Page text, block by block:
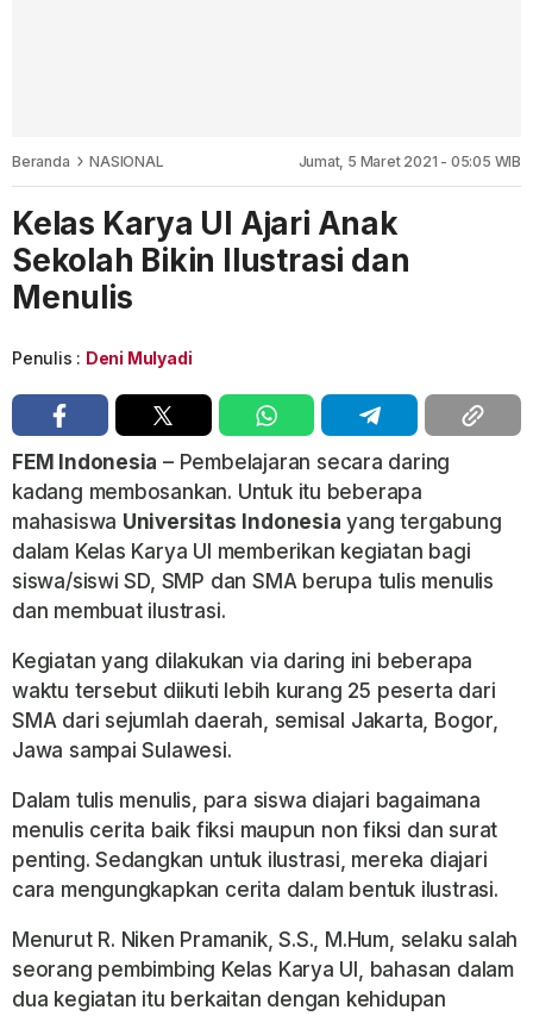
Beranda NASIONAL Jumat, 5 Maret 2021 - 05:05 WIB
Kelas Karya UI Ajari Anak
Sekolah Bikin Ilustrasi dan
Menulis
Penulis : Deni Mulyadi
FEM Indonesia – Pembelajaran secara daring
kadang membosankan. Untuk itu beberapa
mahasiswa Universitas Indonesia yang tergabung
dalam Kelas Karya UI memberikan kegiatan bagi
siswa/siswi SD, SMP dan SMA berupa tulis menulis
dan membuat ilustrasi.
Kegiatan yang dilakukan via daring ini beberapa
waktu tersebut diikuti lebih kurang 25 peserta dari
SMA dari sejumlah daerah, semisal Jakarta, Bogor,
Jawa sampai Sulawesi.
Dalam tulis menulis, para siswa diajari bagaimana
menulis cerita baik fiksi maupun non fiksi dan surat
penting. Sedangkan untuk ilustrasi, mereka diajari
cara mengungkapkan cerita dalam bentuk ilustrasi.
Menurut R. Niken Pramanik, S.S., M.Hum, selaku salah
seorang pembimbing Kelas Karya UI, bahasan dalam
dua kegiatan itu berkaitan dengan kehidupan